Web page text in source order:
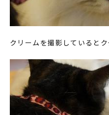
クリームを撮影していると